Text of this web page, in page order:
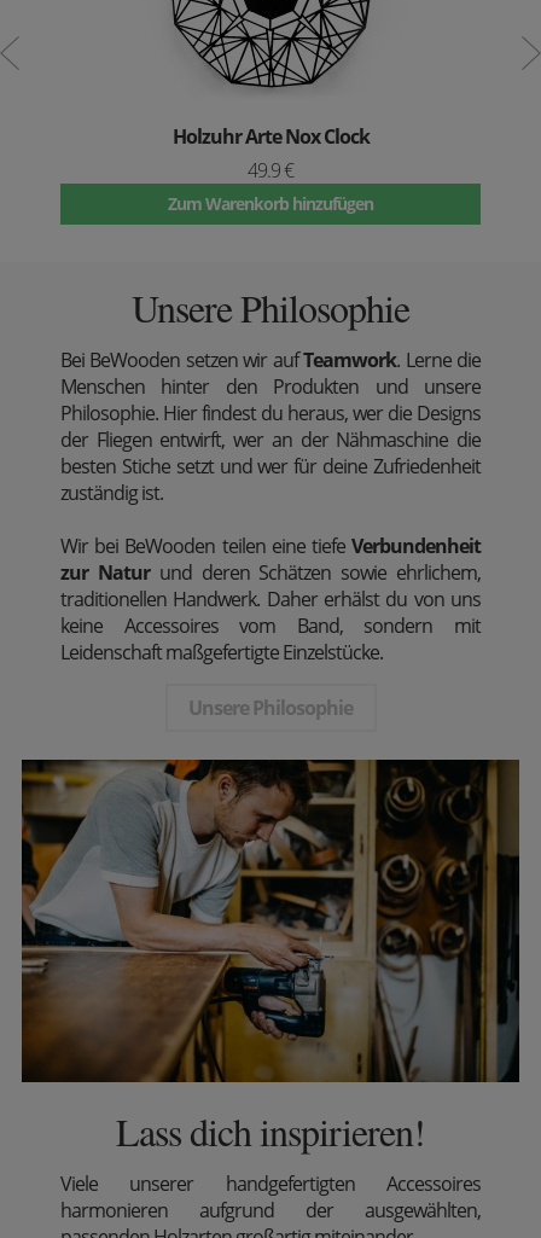
Holzuhr Arte Nox Clock
49.9 €
Zum Warenkorb hinzufügen
Unsere Philosophie
Bei BeWooden setzen wir aufTeamwork. Lerne die
Menschen hinter den Produkten und unsere
Philosophie. Hier findest du heraus, wer die Designs
der Fliegen entwirft, wer an der Nähmaschine die
besten Stiche setzt und wer für deine Zufriedenheit
zuständig ist.
Wir bei BeWooden teilen eine tiefe Verbundenheit
zur Naturund deren Schätzen sowie ehrlichem,
traditionellen Handwerk. Daher erhälst du von uns
keine Accessoires vom Band, sondern mit
Leidenschaft maßgefertigte Einzelstücke.
Unsere Philosophie
Lass dich inspirieren!
Viele unserer handgefertigten Accessoires
harmonieren aufgrund der ausgewählten,